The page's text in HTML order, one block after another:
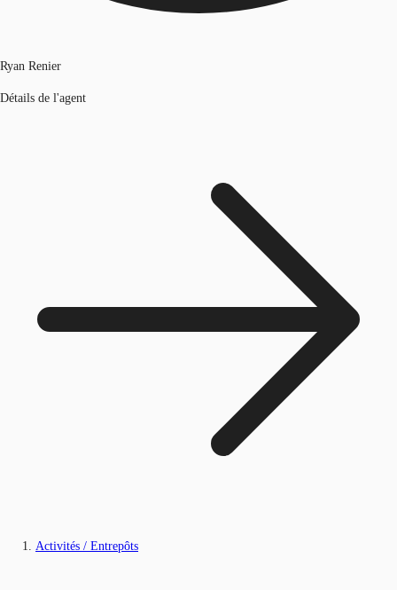
Ryan Renier
Détails de l'agent
Activités / Entrepôts